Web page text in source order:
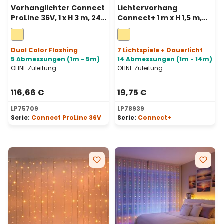
Vorhanglichter Connect
ProLine 36V, 1 x H 3 m, 240
Maxiled warmweiß,
transparentes Kabel
Dual Color Flashing
5 Abmessungen (1m - 5m)
OHNE Zuleitung
116,66 €
LP75709
Serie: Connect ProLine 36V
Lichtervorhang
Connect+ 1 m x H 1,5 m,
150 LEDs Warmweiß,
transparentes Kabel,
erweiterbar
7 Lichtspiele + Dauerlicht
14 Abmessungen (1m - 14m)
OHNE Zuleitung
19,75 €
LP78939
Serie: Connect+